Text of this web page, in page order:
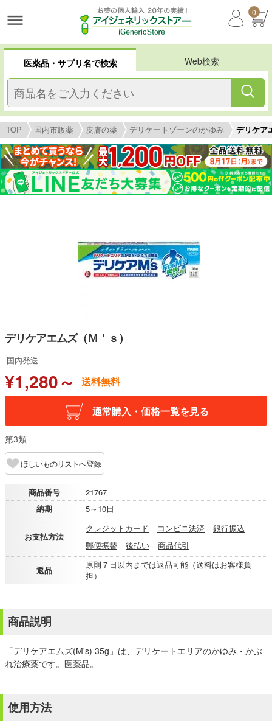
0
医薬品・サプリ名で検索 Web検索
TOP 国内市販薬 皮膚の薬 デリケートゾーンのかゆみ デリケア
デリケアエムズ（Ｍ＇ｓ）
国内発送
¥1,280～ 送料無料
通常購入・価格一覧を見る
第3類
ほしいものリストへ登録
商品番号
21767
納期
5～10日
お支払方法
クレジットカード コンビニ決済
銀行振込
郵便振替
後払い 商品代引
返品
原則７日以内までは返品可能（送料はお客様負
担）
商品説明
「デリケアエムズ(M's) 35g」は、デリケートエリアのかゆみ・かぶ
れ治療薬です。医薬品。
使用方法